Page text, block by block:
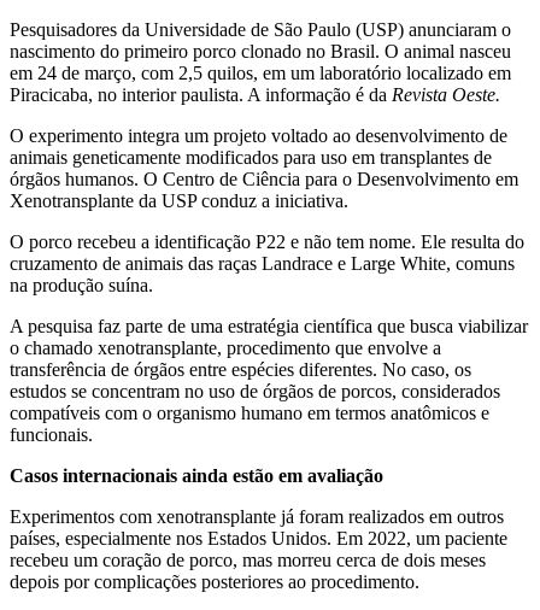
Pesquisadores da Universidade de São Paulo (USP) anunciaram o
nascimento do primeiro porco clonado no Brasil. O animal nasceu
em 24 de março, com 2,5 quilos, em um laboratório localizado em
Piracicaba, no interior paulista. A informação é da Revista Oeste.
O experimento integra um projeto voltado ao desenvolvimento de
animais geneticamente modificados para uso em transplantes de
órgãos humanos. O Centro de Ciência para o Desenvolvimento em
Xenotransplante da USP conduz a iniciativa.
O porco recebeu a identificação P22 e não tem nome. Ele resulta do
cruzamento de animais das raças Landrace e Large White, comuns
na produção suína.
A pesquisa faz parte de uma estratégia científica que busca viabilizar
o chamado xenotransplante, procedimento que envolve a
transferência de órgãos entre espécies diferentes. No caso, os
estudos se concentram no uso de órgãos de porcos, considerados
compatíveis com o organismo humano em termos anatômicos e
funcionais.
Casos internacionais ainda estão em avaliação
Experimentos com xenotransplante já foram realizados em outros
países, especialmente nos Estados Unidos. Em 2022, um paciente
recebeu um coração de porco, mas morreu cerca de dois meses
depois por complicações posteriores ao procedimento.